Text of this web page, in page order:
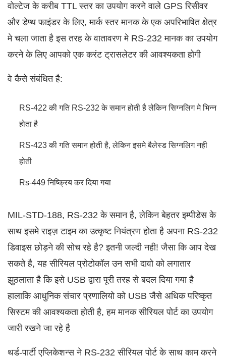
वोल्टेज के करीब TTL स्तर का उपयोग करने वाले GPS रिसीवर
और डेप्थ फाइंडर के लिए, मार्क स्तर मानक के एक अपरिभाषित क्षेत्र
मे चला जाता है इस तरह के वातावरण मे RS-232 मानक का उपयोग
करने के लिए आपको एक करंट ट्रासलेटर की आवश्यकता होगी
वे कैसे संबंधित है:
RS-422 की गति RS-232 के समान होती है लेकिन सिग्नलिग मे भिन्न
होता है
RS-423 की गति समान होती है, लेकिन इसमे बैलेस्ड सिग्नलिग नही
होती
Rs-449 निष्क्रिय कर दिया गया
MIL-STD-188, RS-232 के समान है, लेकिन बेहतर इम्पीडेस के
साथ इसमे राइज़ टाइम का उत्कृष्ट नियंत्रण होता है अपना RS-232
डिवाइस छोड़ने की सोच रहे है? इतनी जल्दी नही! जैसा कि आप देख
सकते है, यह सीरियल प्रोटोकॉल उन सभी दावो को लगातार
झुठलाता है कि इसे USB द्वारा पूरी तरह से बदल दिया गया है
हालाकि आधुनिक संचार प्रणालियो को USB जैसे अधिक परिष्कृत
सिस्टम की आवश्यकता होती है, हम मानक सीरियल पोर्ट का उपयोग
जारी रखने जा रहे है
थर्ड-पार्टी एप्लिकेशन्स ने RS-232 सीरियल पोर्ट के साथ काम करने